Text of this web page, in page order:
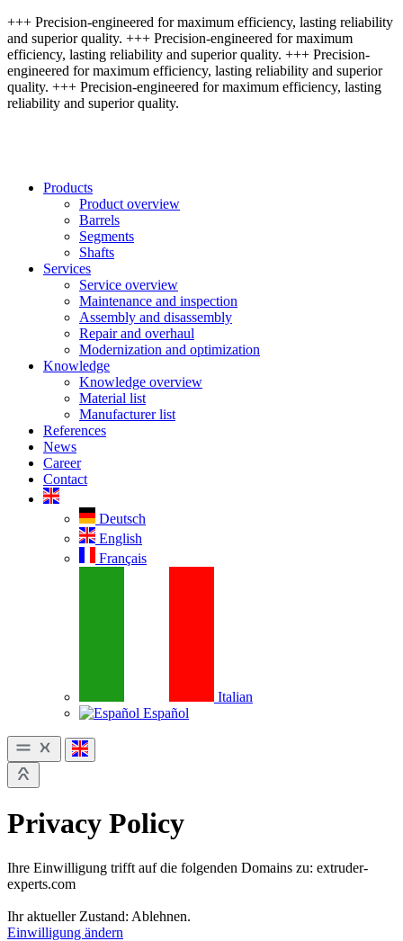
+++ Precision-engineered for maximum efficiency, lasting reliability
and superior quality. +++ Precision-engineered for maximum
efficiency, lasting reliability and superior quality. +++ Precision-
engineered for maximum efficiency, lasting reliability and superior
quality. +++ Precision-engineered for maximum efficiency, lasting
reliability and superior quality.
Products
Product overview
Barrels
Segments
Shafts
Services
Service overview
Maintenance and inspection
Assembly and disassembly
Repair and overhaul
Modernization and optimization
Knowledge
Knowledge overview
Material list
Manufacturer list
References
News
Career
Contact
Deutsch
English
Français
Italian
Español
Privacy Policy
Ihre Einwilligung trifft auf die folgenden Domains zu: extruder-
experts.com
Ihr aktueller Zustand: Ablehnen.
Einwilligung ändern